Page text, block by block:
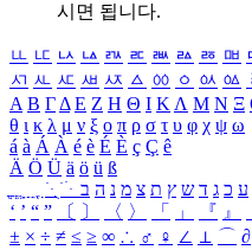
시면 됩니다.
ㅥ ㅦ ㅧ ㅨ ㅩ ㅪ ㅫ ㅬ ㅭ ㅮ
ㅺ ㅻ ㅼ ㅽ ㅾ ㅿ ㆀ ㆁ ㆂ ㆃ
Α Β ΓΔ Ε Ζ Η Θ Ι ΚΛ Μ Ν Ξ
θ ι κ λ μ ν ξ ο π ρ σ τ υ φ χ ψ ω
á à Á À é è É È ç Ç ê
Ä Ö Ü ä ö ü ß
ִֶֹ ֻּ ׁׂ ע כ ג ד ש ץ ת צ מ נ ה ב
‘ ’ “ ” 〔 〕 〈 〉 「 」 『 』
± × ÷ ≠ ≤ ≥ ∞ ∴ ♂ ♀ ∠ ⊥ ⌒ ∂